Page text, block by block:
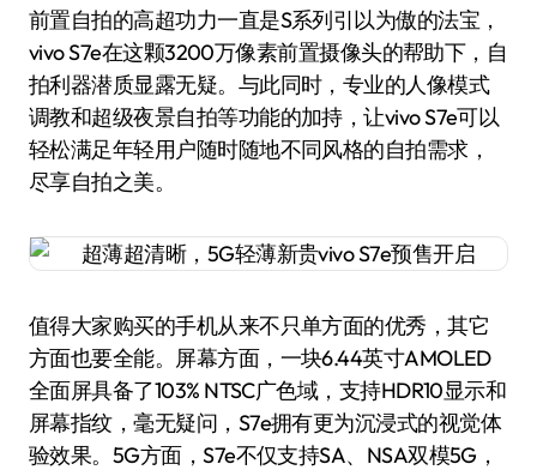
前置自拍的高超功力一直是S系列引以为傲的法宝，
vivo S7e在这颗3200万像素前置摄像头的帮助下，自
拍利器潜质显露无疑。与此同时，专业的人像模式
调教和超级夜景自拍等功能的加持，让vivo S7e可以
轻松满足年轻用户随时随地不同风格的自拍需求，
尽享自拍之美。
值得大家购买的手机从来不只单方面的优秀，其它
方面也要全能。屏幕方面，一块6.44英寸AMOLED
全面屏具备了103% NTSC广色域，支持HDR10显示和
屏幕指纹，毫无疑问，S7e拥有更为沉浸式的视觉体
验效果。5G方面，S7e不仅支持SA、NSA双模5G，